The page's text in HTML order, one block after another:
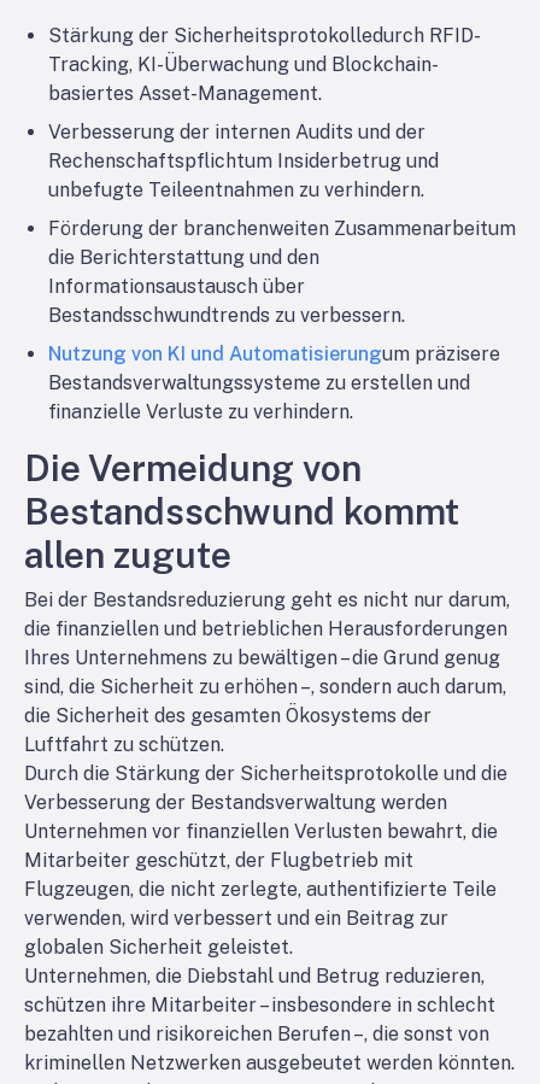
Stärkung der Sicherheitsprotokolledurch RFID-
Tracking, KI-Überwachung und Blockchain-
basiertes Asset-Management.
Verbesserung der internen Audits und der
Rechenschaftspflichtum Insiderbetrug und
unbefugte Teileentnahmen zu verhindern.
Förderung der branchenweiten Zusammenarbeitum
die Berichterstattung und den
Informationsaustausch über
Bestandsschwundtrends zu verbessern.
Nutzung von KI und Automatisierungum präzisere
Bestandsverwaltungssysteme zu erstellen und
finanzielle Verluste zu verhindern.
Die Vermeidung von
Bestandsschwund kommt
allen zugute
Bei der Bestandsreduzierung geht es nicht nur darum,
die finanziellen und betrieblichen Herausforderungen
Ihres Unternehmens zu bewältigen – die Grund genug
sind, die Sicherheit zu erhöhen –, sondern auch darum,
die Sicherheit des gesamten Ökosystems der
Luftfahrt zu schützen.
Durch die Stärkung der Sicherheitsprotokolle und die
Verbesserung der Bestandsverwaltung werden
Unternehmen vor finanziellen Verlusten bewahrt, die
Mitarbeiter geschützt, der Flugbetrieb mit
Flugzeugen, die nicht zerlegte, authentifizierte Teile
verwenden, wird verbessert und ein Beitrag zur
globalen Sicherheit geleistet.
Unternehmen, die Diebstahl und Betrug reduzieren,
schützen ihre Mitarbeiter – insbesondere in schlecht
bezahlten und risikoreichen Berufen –, die sonst von
kriminellen Netzwerken ausgebeutet werden könnten.